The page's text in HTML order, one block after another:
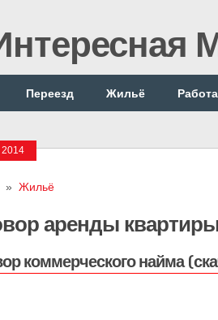
Переезд Жильё Работа
» Жильё
аренды
коммерческого найма